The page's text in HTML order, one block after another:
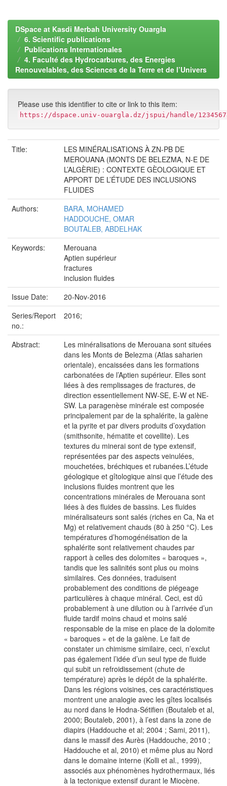
DSpace at Kasdi Merbah University Ouargla
6. Scientific publications
Publications Internationales
4. Faculté des Hydrocarbures, des Energies
Renouvelables, des Sciences de la Terre et de l’Univers
Please use this identifier to cite or link to this item:
https://dspace.univ-ouargla.dz/jspui/handle/
Title:
LES MINÉRALISATIONS À ZN-PB DE
MEROUANA (MONTS DE BELEZMA, N-E DE
L’ALGÈRIE) : CONTEXTE GÈOLOGIQUE ET
APPORT DE L’ÉTUDE DES INCLUSIONS
FLUIDES
Authors:
BARA, MOHAMED
HADDOUCHE, OMAR
BOUTALEB, ABDELHAK
Keywords:
Merouana
Aptien supérieur
fractures
inclusion fluides
Issue Date:
20-Nov-2016
Series/Report
no.:
2016;
Abstract:
Les minéralisations de Merouana sont situées
dans les Monts de Belezma (Atlas saharien
orientale), encaissées dans les formations
carbonatées de l’Aptien supérieur. Elles sont
liées à des remplissages de fractures, de
direction essentiellement NW-SE, E-W et NE-
SW. La paragenèse minérale est composée
principalement par de la sphalérite, la galène
et la pyrite et par divers produits d’oxydation
(smithsonite, hématite et covellite). Les
textures du minerai sont de type extensif,
représentées par des aspects veinulées,
mouchetées, bréchiques et rubanées.L’étude
géologique et gîtologique ainsi que l’étude des
inclusions fluides montrent que les
concentrations minérales de Merouana sont
liées à des fluides de bassins. Les fluides
minéralisateurs sont salés (riches en Ca, Na et
Mg) et relativement chauds (80 à 250 °C). Les
températures d’homogénéisation de la
sphalérite sont relativement chaudes par
rapport à celles des dolomites « baroques »,
tandis que les salinités sont plus ou moins
similaires. Ces données, traduisent
probablement des conditions de piégeage
particulières à chaque minéral. Ceci, est dû
probablement à une dilution ou à l’arrivée d’un
fluide tardif moins chaud et moins salé
responsable de la mise en place de la dolomite
« baroques » et de la galène. Le fait de
constater un chimisme similaire, ceci, n’exclut
pas également l’idée d’un seul type de fluide
qui subit un refroidissement (chute de
température) après le dépôt de la sphalérite.
Dans les régions voisines, ces caractéristiques
montrent une analogie avec les gîtes localisés
au nord dans le Hodna-Sétifien (Boutaleb et al,
2000; Boutaleb, 2001), à l’est dans la zone de
diapirs (Haddouche et al; 2004 ; Sami, 2011),
dans le massif des Aurès (Haddouche, 2010 ;
Haddouche et al, 2010) et même plus au Nord
dans le domaine interne (Kolli et al., 1999),
associés aux phénomènes hydrothermaux, liés
à la tectonique extensif durant le Miocène.